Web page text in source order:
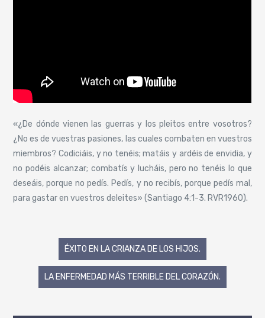
«¿De dónde vienen las guerras y los pleitos entre vosotros?
¿No es de vuestras pasiones, las cuales combaten en vuestros
miembros? Codiciáis, y no tenéis; matáis y ardéis de envidia, y
no podéis alcanzar; combatís y lucháis, pero no tenéis lo que
deseáis, porque no pedís. Pedís, y no recibís, porque pedís mal,
para gastar en vuestros deleites» (Santiago 4:1-3. RVR1960).
Navegación
ÉXITO EN LA CRIANZA DE LOS HIJOS.
LA ENFERMEDAD MÁS TERRIBLE DEL CORAZÓN.